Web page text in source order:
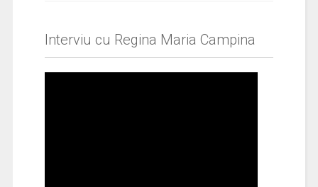
Interviu cu Regina Maria Campina